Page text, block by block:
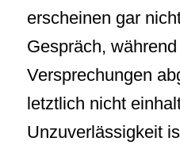
erscheinen gar
Gespräch,
Versprechungen
letztlich nicht
Unzuverlässigkeit